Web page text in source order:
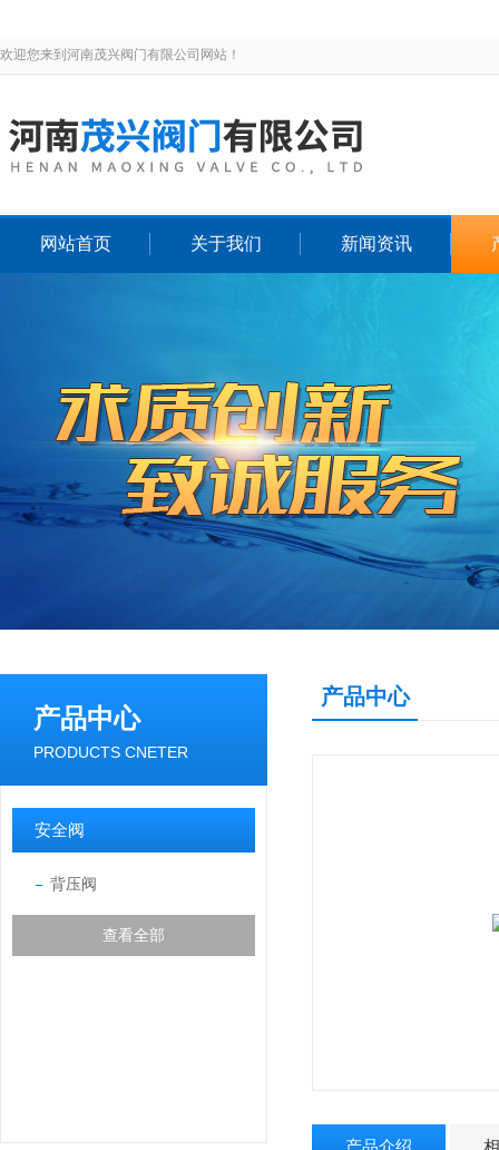
欢迎您来到河南茂兴阀门有限公司网站！
网站首页 关于我们 新闻资讯
产品中心
PRODUCTS CNETER
安全阀
背压阀
查看全部
产品中心
产品介绍